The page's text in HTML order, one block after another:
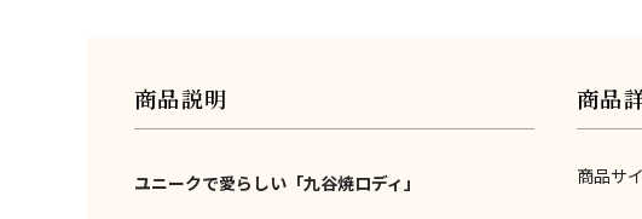
商品説明
ユニークで愛らしい「九谷焼ロディ」
商品
商品サ